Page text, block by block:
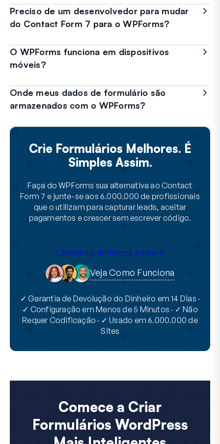
Preciso de um desenvolvedor para mudar
do Contact Form 7 para o WPForms?
O WPForms funciona em dispositivos
móveis?
Onde meus dados de formulário são
armazenados com o WPForms?
Crie Formulários Melhores. É
Simples Assim.
Faça do WPForms sua alternativa ao Contact
Form 7 e junte-se aos 6.000.000 de profissionais
que o utilizam para capturar leads, aceitar
pagamentos e crescer sem escrever código.
Obtenha o WPForms Agora
Veja Como Funciona
✓ Garantia de Devolução do Dinheiro em 14 Dias ·
✓ Configuração em Menos de 5 Minutos · ✓ Não
Requer Codificação · ✓ Usado em 6.000.000 de
Sites
Comece a Criar
Formulários WordPress